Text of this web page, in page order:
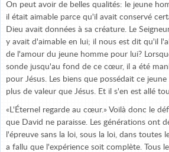
On peut avoir de belles qualités: le jeune
il était aimable parce qu'il avait conservé
Dieu avait données à sa créature. Le
y avait d'aimable en lui; il nous est dit qu'il
de l'amour du jeune homme pour lui?
sonde jusqu'au fond de ce cœur, il a été
pour Jésus. Les biens que possédait ce
plus de valeur que Jésus. Et il s'en est allé
«L'Éternel regarde au cœur.» Voilà donc le
que David ne paraisse. Les générations ont
l'épreuve sans la loi, sous la loi, dans toutes
a fallu que l'expérience soit complète. Tous